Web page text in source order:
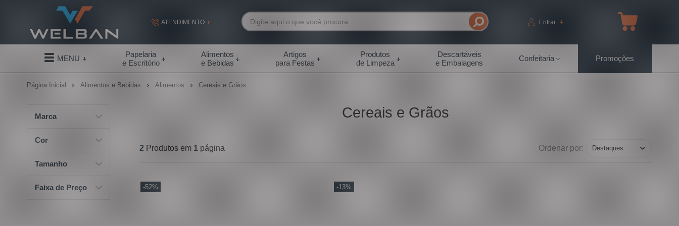
ATENDIMENTO
(19) 99855-7892
(19) 99855-7892
contato@welban.com.br
Segunda à sexta - 08:30h às 18:00h Sábados -
09:00h às 14:00h
Entrar
MENU
Papelaria
e Escritório
Alimentos
e Bebidas
Artigos
para Festas
Produtos
de Limpeza
Descartáveis
e Embalagens
Confeitaria Promoções
Página Inicial Alimentos e Bebidas Alimentos Cereais e Grãos
Marca
Cor
Tamanho
Faixa de Preço
Cereais e Grãos
2 Produtos em 1 página Ordenar por:
-52% -13%